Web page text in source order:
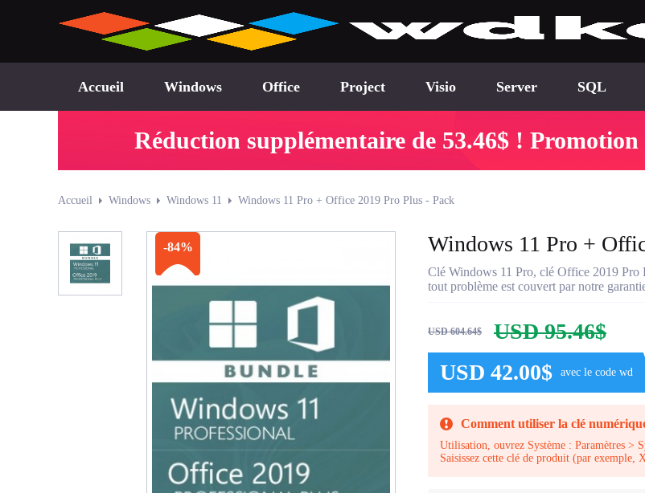
Accueil Windows Office Project Visio Server SQL
Réduction supplémentaire de 53.46$ !
Accueil Windows Windows 11 Windows 11 Pro + Office 2019 Pro Plus - Pack
-84% Windows 11 Pro +
Clé Windows 11 Pro, clé Office 2019 Pro
tout problème est couvert par notre
USD 604.64$
USD 95.46$
USD 42.00$
avec le code wd
Comment utiliser la clé
Utilisation, ouvrez Système : Paramètres >
Saisissez cette clé de produit (par